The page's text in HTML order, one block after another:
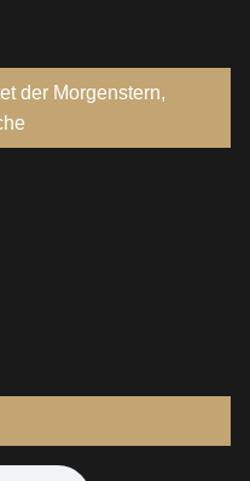
der Morgenstern,